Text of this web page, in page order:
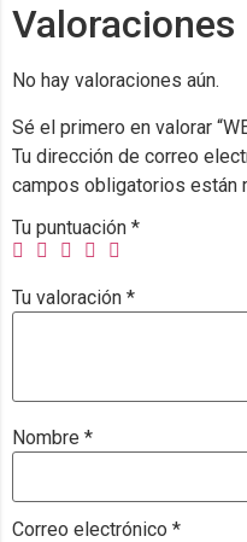
Valoraciones
No hay valoraciones aún.
Sé el primero en valorar
Tu dirección de correo
campos obligatorios están
Tu puntuación *
Tu valoración *
Nombre *
Correo electrónico *